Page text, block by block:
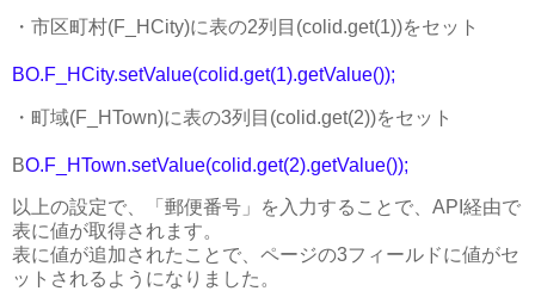
・市区町村(F_HCity)に表の2列目(colid.get(1))をセット
BO.F_HCity.setValue(colid.get(1).getValue());
・町域(F_HTown)に表の3列目(colid.get(2))をセット
BO.F_HTown.setValue(colid.get(2).getValue());
以上の設定で、「郵便番号」を入力することで、API経由で
表に値が取得されます。
表に値が追加されたことで、ページの3フィールドに値がセ
ットされるようになりました。